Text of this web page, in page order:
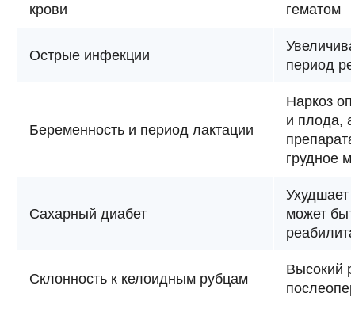
крови
гематом
Острые инфекции
период
Беременность и период лактации
Наркоз
и плода,
грудное
Сахарный диабет
Ухудшает
может
Склонность к келоидным рубцам
Высокий